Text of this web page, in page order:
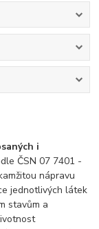
i
ČSN 07 7401 -
nápravu
jednotlivých látek
stavům a